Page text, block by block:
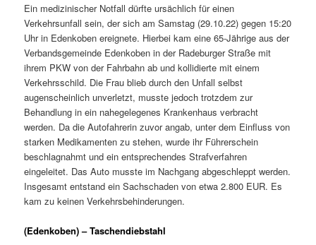
Ein medizinischer Notfall dürfte ursächlich für einen
Verkehrsunfall sein, der sich am Samstag (29.10.22) gegen 15:20
Uhr in Edenkoben ereignete. Hierbei kam eine 65-Jährige aus der
Verbandsgemeinde Edenkoben in der Radeburger Straße mit
ihrem PKW von der Fahrbahn ab und kollidierte mit einem
Verkehrsschild. Die Frau blieb durch den Unfall selbst
augenscheinlich unverletzt, musste jedoch trotzdem zur
Behandlung in ein nahegelegenes Krankenhaus verbracht
werden. Da die Autofahrerin zuvor angab, unter dem Einfluss von
starken Medikamenten zu stehen, wurde ihr Führerschein
beschlagnahmt und ein entsprechendes Strafverfahren
eingeleitet. Das Auto musste im Nachgang abgeschleppt werden.
Insgesamt entstand ein Sachschaden von etwa 2.800 EUR. Es
kam zu keinen Verkehrsbehinderungen.
(Edenkoben) – Taschendiebstahl